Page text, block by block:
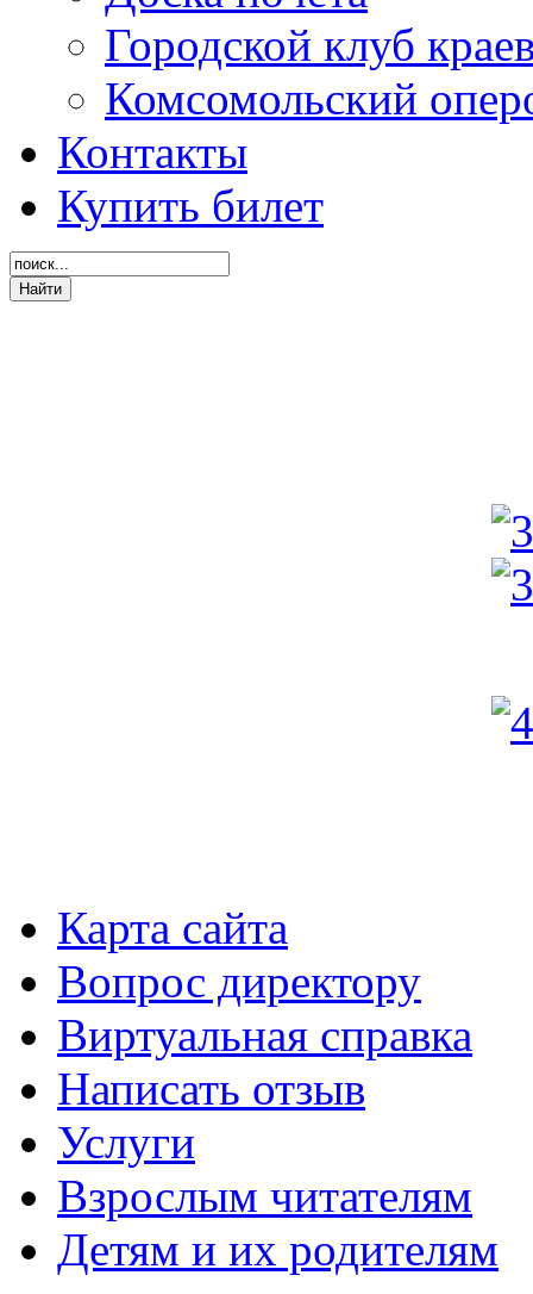
Городской клуб
Комсомольский
Контакты
Купить билет
Карта сайта
Вопрос директору
Виртуальная справка
Написать отзыв
Услуги
Взрослым читателям
Детям и их родителям